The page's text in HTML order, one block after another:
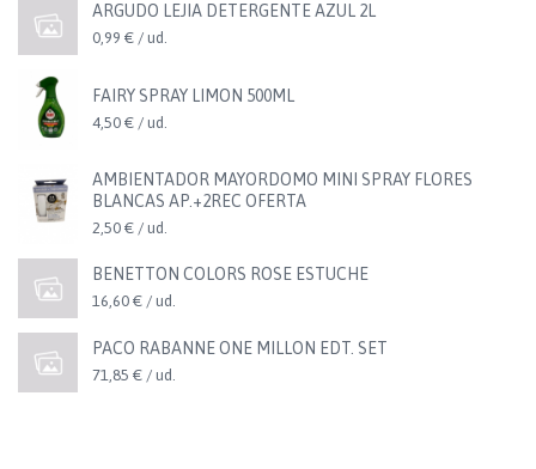
ARGUDO LEJIA DETERGENTE AZUL 2L
0,99 € / ud.
FAIRY SPRAY LIMON 500ML
4,50 € / ud.
AMBIENTADOR MAYORDOMO MINI SPRAY FLORES
BLANCAS AP.+2REC OFERTA
2,50 € / ud.
BENETTON COLORS ROSE ESTUCHE
16,60 € / ud.
PACO RABANNE ONE MILLON EDT. SET
71,85 € / ud.